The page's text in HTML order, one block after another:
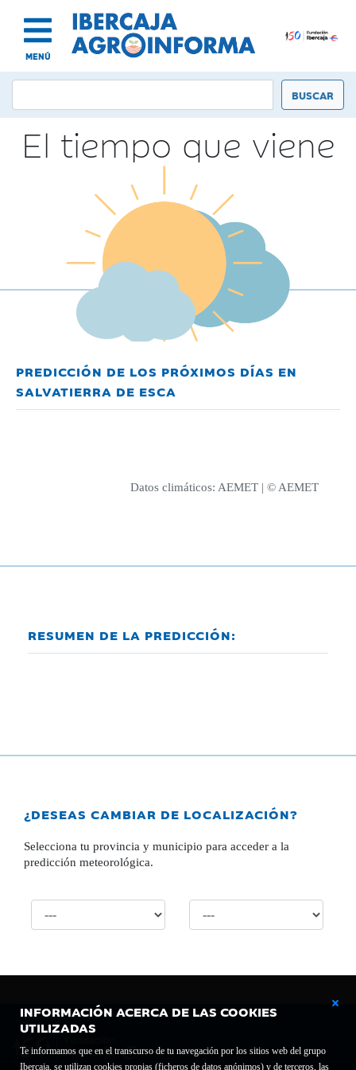
MENÚ
INFORMACIÓN ACERCA DE LAS COOKIES
UTILIZADAS
Te informamos que en el transcurso de tu navegación por los sitios web del grupo
Ibercaja, se utilizan cookies propias (ficheros de datos anónimos) y de terceros, las
El tiempo que viene
PREDICCIÓN DE LOS PRÓXIMOS DÍAS EN
SALVATIERRA DE ESCA
Datos climáticos: AEMET | © AEMET
RESUMEN DE LA PREDICCIÓN:
¿DESEAS CAMBIAR DE LOCALIZACIÓN?
Selecciona tu provincia y municipio para acceder a la
predicción meteorológica.